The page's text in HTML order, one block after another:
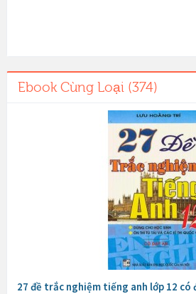
Ebook Cùng Loại (374)
27 đề trắc nghiệm tiếng anh lớp 12 có